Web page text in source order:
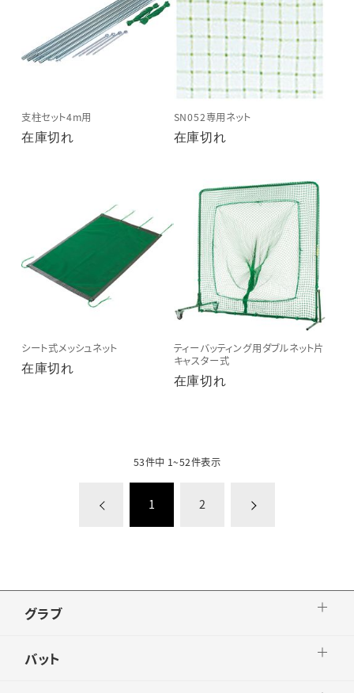
支柱セット4m用
在庫切れ
SN052専用ネット
在庫切れ
シート式メッシュネット
在庫切れ
ティーバッティング用ダブルネット片
キャスター式
在庫切れ
53件中 1~52件表示
1 2
グラブ
バット